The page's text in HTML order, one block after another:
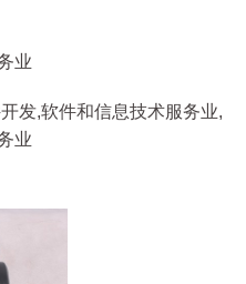
业
发,软件和信息技术服务业,
业